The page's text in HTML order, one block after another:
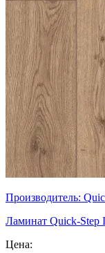
Производитель:
Ламинат Quick-Step
Цена: